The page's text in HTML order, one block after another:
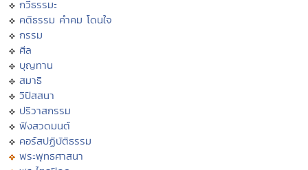
กวีธรรมะ
คติธรรม คำคม โดนใจ
กรรม
ศีล
บุญทาน
สมาธิ
วิปัสสนา
ปริวาสกรรม
ฟังสวดมนต์
คอร์สปฏิบัติธรรม
พระพุทธศาสนา